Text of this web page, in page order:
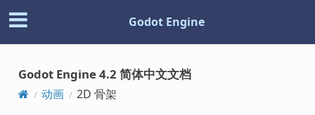
Godot Engine
Godot Engine 4.2 简体中文文档
动画 2D 骨架